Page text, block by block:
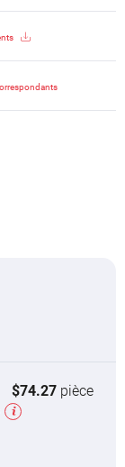
$74.27 pièce